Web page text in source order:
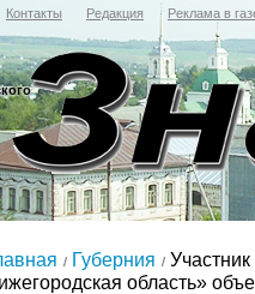
Контакты Редакция Реклама в
Губерния
область»